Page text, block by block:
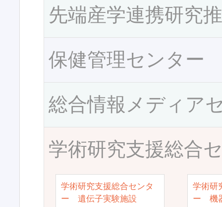
先端産学連携研究
保健管理センター
総合情報メディア
学術研究支援総合
学術研究支援総合センタ
ー 遺伝子実験施設
学術研
ー 機